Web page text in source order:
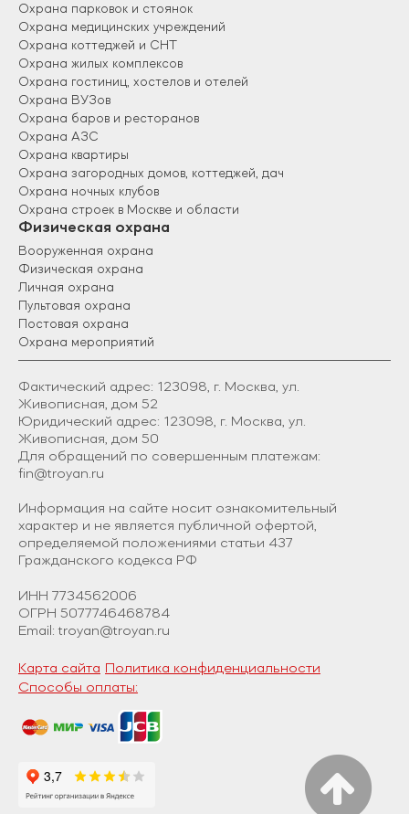
Охрана парковок и стоянок
Охрана медицинских учреждений
Охрана коттеджей и СНТ
Охрана жилых комплексов
Охрана гостиниц, хостелов и отелей
Охрана ВУЗов
Охрана баров и ресторанов
Охрана АЗС
Охрана квартиры
Охрана загородных домов, коттеджей, дач
Охрана ночных клубов
Охрана строек в Москве и области
Физическая охрана
Вооруженная охрана
Физическая охрана
Личная охрана
Пультовая охрана
Постовая охрана
Охрана мероприятий
Фактический адрес: 123098, г. Москва, ул.
Живописная, дом 52
Юридический адрес: 123098, г. Москва, ул.
Живописная, дом 50
Для обращений по совершенным платежам:
fin@troyan.ru
Информация на сайте носит ознакомительный
характер и не является публичной офертой,
определяемой положениями статьи 437
Гражданского кодекса РФ
ИНН 7734562006
ОГРН 5077746468784
Email: troyan@troyan.ru
Карта сайта Политика конфиденциальности
Способы оплаты: